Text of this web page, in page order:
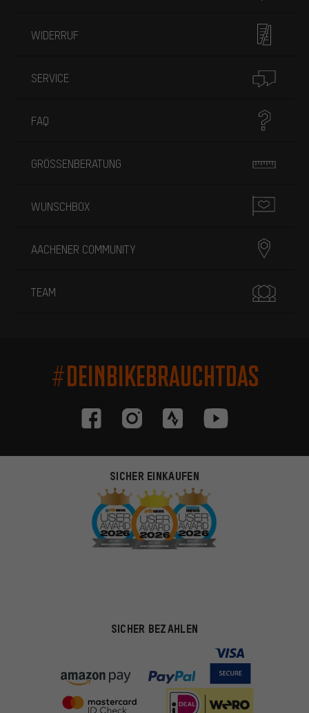
WIDERRUF
SERVICE
FAQ
GRÖSSENBERATUNG
WUNSCHBOX
AACHENER COMMUNITY
TEAM
#DEINBIKEBRAUCHTDAS
SICHER EINKAUFEN
SICHER BEZAHLEN